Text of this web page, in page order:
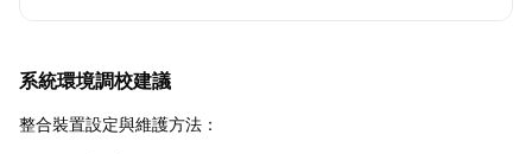
系統環境調校建議
整合裝置設定與維護方法：